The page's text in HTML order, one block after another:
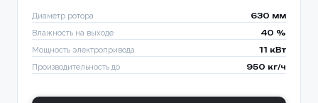
Диаметр ротора 630 мм
Влажность на выходе 40 %
Мощность электропривода 11 кВт
Производительность до 950 кг/ч